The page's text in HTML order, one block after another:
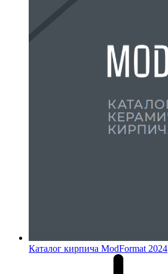
Каталог кирпича ModFormat 2024